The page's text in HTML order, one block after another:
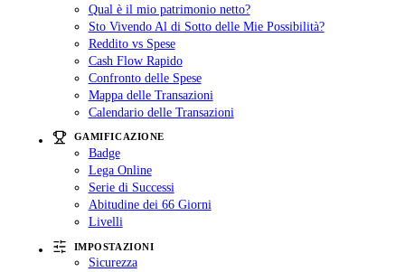
Qual è il mio patrimonio netto?
Sto Vivendo Al di Sotto delle Mie Possibilità?
Reddito vs Spese
Cash Flow Rapido
Confronto delle Spese
Mappa delle Transazioni
Calendario delle Transazioni
GAMIFICAZIONE
Badge
Lega Online
Serie di Successi
Abitudine dei 66 Giorni
Livelli
IMPOSTAZIONI
Sicurezza